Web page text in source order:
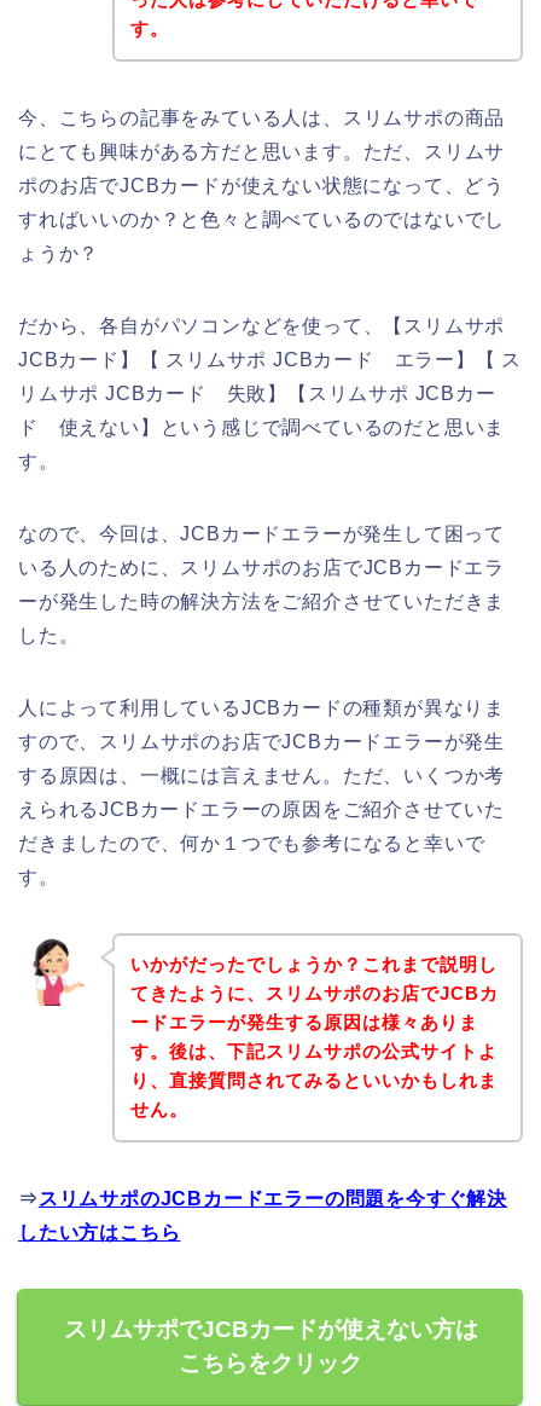
す。
今、こちらの記事をみている人は、スリムサポの商品
にとても興味がある方だと思います。ただ、スリムサ
ポのお店でJCBカードが使えない状態になって、どう
すればいいのか？と色々と調べているのではないでし
ょうか？
だから、各自がパソコンなどを使って、【スリムサポ
JCBカード】【 スリムサポ JCBカード エラー】【 ス
リムサポ JCBカード 失敗】【スリムサポ JCBカー
ド 使えない】という感じで調べているのだと思いま
す。
なので、今回は、JCBカードエラーが発生して困って
いる人のために、スリムサポのお店でJCBカードエラ
ーが発生した時の解決方法をご紹介させていただきま
した。
人によって利用しているJCBカードの種類が異なりま
すので、スリムサポのお店でJCBカードエラーが発生
する原因は、一概には言えません。ただ、いくつか考
えられるJCBカードエラーの原因をご紹介させていた
だきましたので、何か１つでも参考になると幸いで
す。
いかがだったでしょうか？これまで説明し
てきたように、スリムサポのお店でJCBカ
ードエラーが発生する原因は様々ありま
す。後は、下記スリムサポの公式サイトよ
り、直接質問されてみるといいかもしれま
せん。
⇒ スリムサポのJCBカードエラーの問題を今すぐ解決
したい方はこちら
スリムサポでJCBカードが使えない方は
こちらをクリック